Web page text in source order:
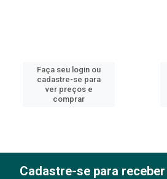
Faça seu login ou
cadastre-se para
ver preços e
comprar
Cadastre-se para